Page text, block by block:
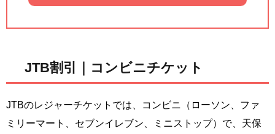
JTB割引｜コンビニチケット
JTBのレジャーチケットでは、コンビニ（ローソン、ファ
ミリーマート、セブンイレブン、ミニストップ）で、天保